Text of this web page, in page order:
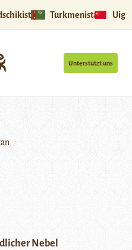
Turkmenistan
Unterstützt uns
Nebel